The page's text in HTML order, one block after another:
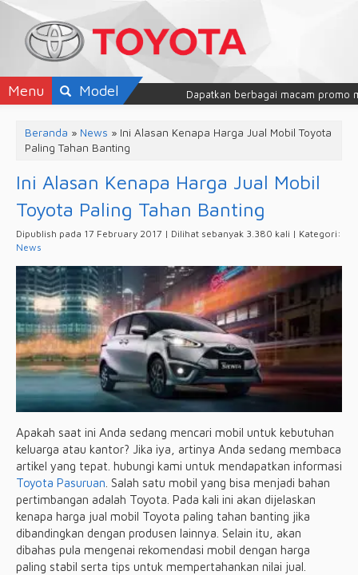
Dapatkan berbagai macam promo
Menu Model
Beranda » News » Ini Alasan Kenapa Harga Jual Mobil Toyota
Paling Tahan Banting
Ini Alasan Kenapa Harga Jual Mobil
Toyota Paling Tahan Banting
Dipublish pada 17 February 2017 | Dilihat sebanyak 3.380 kali | Kategori:
News
Apakah saat ini Anda sedang mencari mobil untuk kebutuhan
keluarga atau kantor? Jika iya, artinya Anda sedang membaca
artikel yang tepat. hubungi kami untuk mendapatkan informasi
Toyota Pasuruan. Salah satu mobil yang bisa menjadi bahan
pertimbangan adalah Toyota. Pada kali ini akan dijelaskan
kenapa harga jual mobil Toyota paling tahan banting jika
dibandingkan dengan produsen lainnya. Selain itu, akan
dibahas pula mengenai rekomendasi mobil dengan harga
paling stabil serta tips untuk mempertahankan nilai jual.